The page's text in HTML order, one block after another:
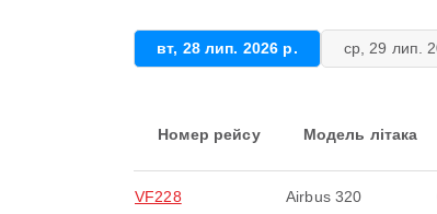
вт, 28 лип. 2026 р. ср, 29 лип.
Номер рейсу Модель літака
VF228 Airbus 320